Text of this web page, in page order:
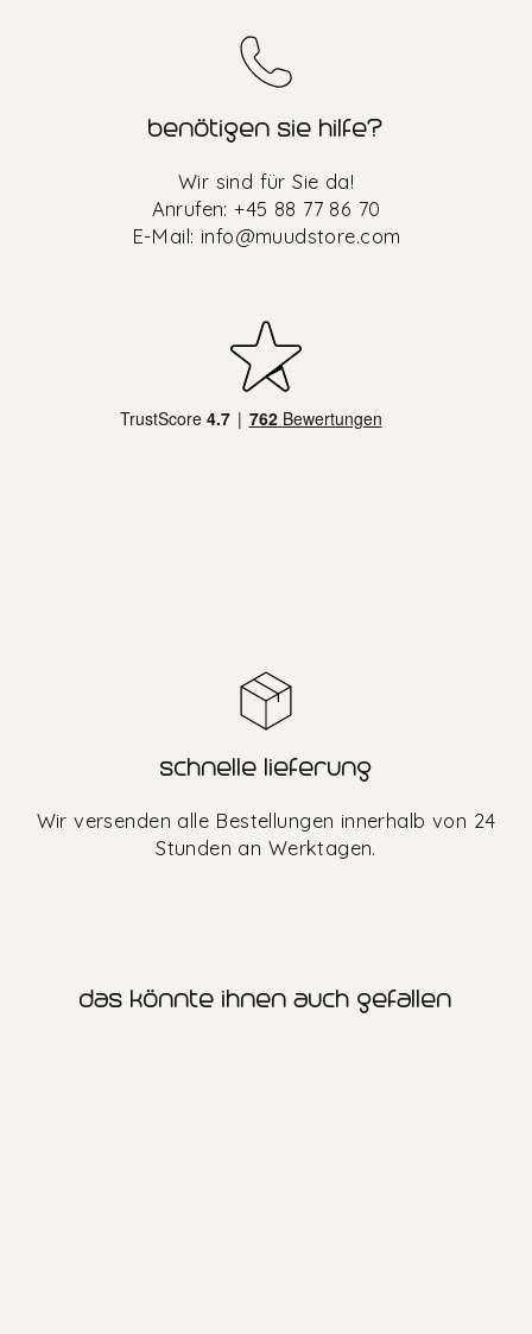
benötigen sie hilfe?
Wir sind für Sie da!
Anrufen: +45 88 77 86 70
E-Mail: info@muudstore.com
schnelle lieferung
Wir versenden alle Bestellungen innerhalb von 24
Stunden an Werktagen.
das könnte ihnen auch gefallen